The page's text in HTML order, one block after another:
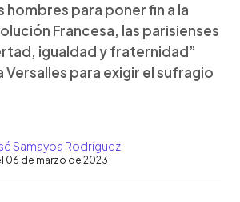
hombres para poner fin a la
Francesa, las parisienses
igualdad y fraternidad”
Versalles para exigir el sufragio
Samayoa Rodríguez
06 de marzo de 2023